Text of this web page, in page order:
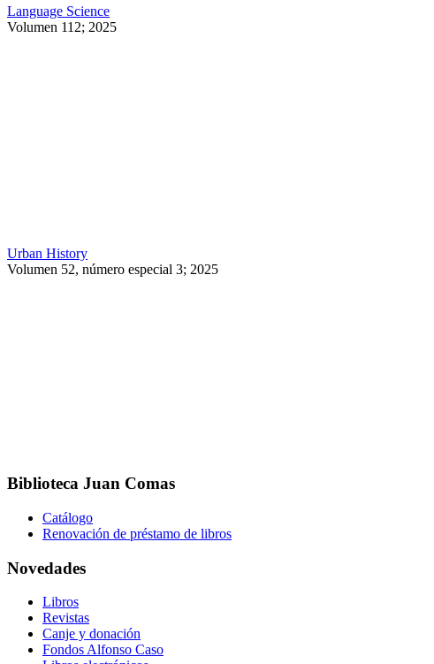
Language Science
Volumen 112; 2025
Urban History
Volumen 52, número especial 3; 2025
Biblioteca Juan Comas
Catálogo
Renovación de préstamo de libros
Novedades
Libros
Revistas
Canje y donación
Fondos Alfonso Caso